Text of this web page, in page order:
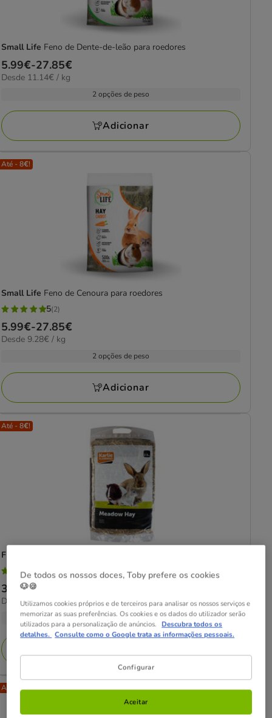
Small Life Feno de Dente-de-leão para roedores
Preço
de
27.85€
5.99€-27.85€
11.14€
Desde 11.14€ / kg
2 opções de peso
Adicionar
Até - 8€!
Small Life Feno de Cenoura para roedores
5
estrelas
com
avaliações
5(2)
Preço
de
27.85€
5.99€-27.85€
9.28€
Desde 9.28€ / kg
2 opções de peso
Adicionar
Até - 8€!
Flamingo
4.8
estrelas
com
avaliações
4.8
Preço
de
3.89€
8.39€
3.89€-8.39€
3.36€
Desde 3.36€ / kg
2 opções de formato
Até - 8€!
De todos os nossos doces, Toby prefere os cookies
🐶🍪
Utilizamos cookies próprios e de terceiros para analisar os nossos serviços e
memorizar as suas preferências. Os cookies e os dados do utilizador serão
utilizados para a personalização de anúncios. Descubra todos os
detalhes. Consulte como o Google trata as informações pessoais.
Configurar
Aceitar